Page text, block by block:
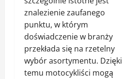
znalezienie zaufanego
punktu, w którym
doświadczenie w branży
przekłada się na rzetelny
wybór asortymentu. Dzięki
temu motocykliści mogą